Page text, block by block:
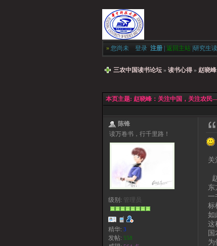
» 您尚未 登录 注册 返回主站 研究生
三农中国读书论坛 » 读书心得 » 赵晓
本页主题: 赵晓峰：关注中国，关注农
陈锋
读万卷书，行千里路！
级别: 管理员
精华: 3
发帖: 558
关
东
一
标
如
这
国
为